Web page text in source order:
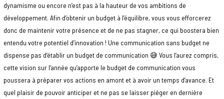
dynamisme ou encore n’est pas à la hauteur de vos ambitions de
développement. Afin d’obtenir un budget à l’équilibre, vous vous efforcerez
donc de maintenir votre présence et de ne pas stagner, ce qui boostera bien
entendu votre potentiel d’innovation ! Une communication sans budget ne
dispense pas d’établir un budget de communication 😅 Vous l’aurez compris,
cette vision sur l’année qu’apporte le budget de communication vous
poussera à préparer vos actions en amont et à avoir un temps d’avance. Et
quel plaisir de pouvoir anticiper et ne pas se laisser piéger en dernière